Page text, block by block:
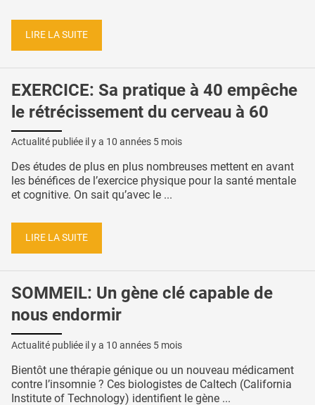
LIRE LA SUITE
EXERCICE: Sa pratique à 40 empêche
le rétrécissement du cerveau à 60
Actualité publiée il y a 10 années 5 mois
Des études de plus en plus nombreuses mettent en avant
les bénéfices de l’exercice physique pour la santé mentale
et cognitive. On sait qu’avec le ...
LIRE LA SUITE
SOMMEIL: Un gène clé capable de
nous endormir
Actualité publiée il y a 10 années 5 mois
Bientôt une thérapie génique ou un nouveau médicament
contre l’insomnie ? Ces biologistes de Caltech (California
Institute of Technology) identifient le gène ...